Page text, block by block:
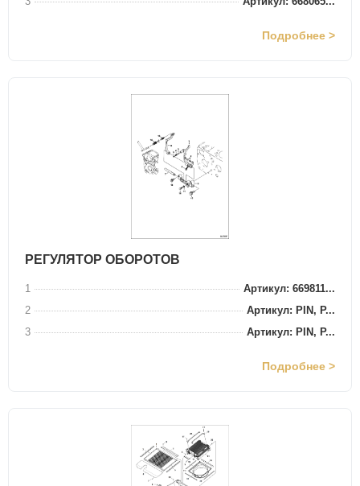
Подробнее >
РЕГУЛЯТОР ОБОРОТОВ
1
Артикул: 669811...
2
Артикул: PIN, P...
3
Артикул: PIN, P...
Подробнее >